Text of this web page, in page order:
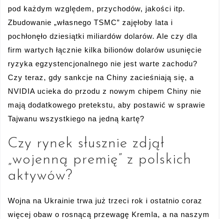
pod każdym względem, przychodów, jakości itp.
Zbudowanie „własnego TSMC” zajęłoby lata i
pochłonęło dziesiątki miliardów dolarów. Ale czy dla
firm wartych łącznie kilka bilionów dolarów usunięcie
ryzyka egzystencjonalnego nie jest warte zachodu?
Czy teraz, gdy sankcje na Chiny zacieśniają się, a
NVIDIA ucieka do przodu z nowym chipem Chiny nie
mają dodatkowego pretekstu, aby postawić w sprawie
Tajwanu wszystkiego na jedną kartę?
Czy rynek słusznie zdjął
„wojenną premię” z polskich
aktywów?
Wojna na Ukrainie trwa już trzeci rok i ostatnio coraz
więcej obaw o rosnącą przewagę Kremla, a na naszym